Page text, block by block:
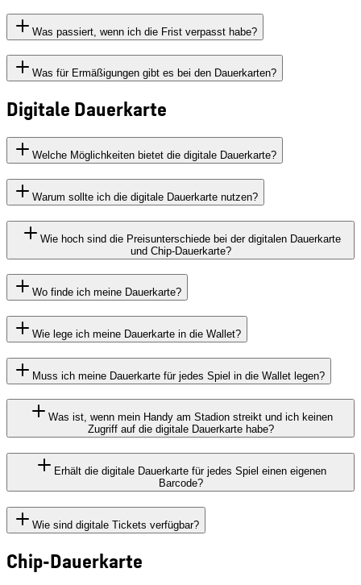
Was passiert, wenn ich die Frist verpasst habe?
Was für Ermäßigungen gibt es bei den Dauerkarten?
Digitale Dauerkarte
Welche Möglichkeiten bietet die digitale Dauerkarte?
Warum sollte ich die digitale Dauerkarte nutzen?
Wie hoch sind die Preisunterschiede bei der digitalen Dauerkarte
und Chip-Dauerkarte?
Wo finde ich meine Dauerkarte?
Wie lege ich meine Dauerkarte in die Wallet?
Muss ich meine Dauerkarte für jedes Spiel in die Wallet legen?
Was ist, wenn mein Handy am Stadion streikt und ich keinen
Zugriff auf die digitale Dauerkarte habe?
Erhält die digitale Dauerkarte für jedes Spiel einen eigenen
Barcode?
Wie sind digitale Tickets verfügbar?
Chip-Dauerkarte